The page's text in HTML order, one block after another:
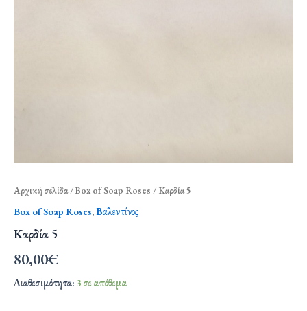
Αρχική σελίδα/Box of Soap Roses / Καρδία 5
Box of Soap Roses,Βαλεντίνος
Καρδία 5
80,00€
Διαθεσιμότητα: 3 σε απόθεμα